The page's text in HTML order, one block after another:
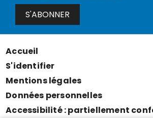
S'ABONNER
Menu
Pied
de
page
Accueil
S'identifier
Mentions légales
Données personnelles
Accessibilité : partiellement